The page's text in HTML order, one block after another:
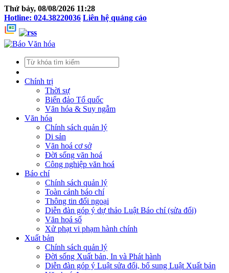
Thứ bảy, 08/08/2026 11:28
Hotline: 024.38220036 Liên hệ quảng cáo
Chính trị
Thời sự
Biển đảo Tổ quốc
Văn hóa & Suy ngẫm
Văn hóa
Chính sách quản lý
Di sản
Văn hoá cơ sở
Đời sống văn hoá
Công nghiệp văn hoá
Báo chí
Chính sách quản lý
Toàn cảnh báo chí
Thông tin đối ngoại
Diễn đàn góp ý dự thảo Luật Báo chí (sửa đổi)
Văn hoá số
Xử phạt vi phạm hành chính
Xuất bản
Chính sách quản lý
Đời sống Xuất bản, In và Phát hành
Diễn đàn góp ý Luật sửa đổi, bổ sung Luật Xuất bản